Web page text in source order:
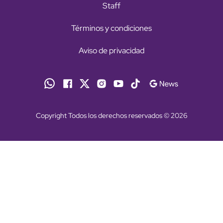
Staff
Términos y condiciones
Aviso de privacidad
Copyright Todos los derechos reservados © 2026